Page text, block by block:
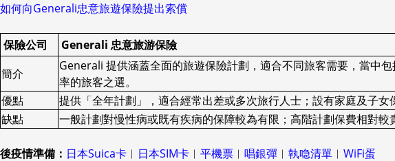
如何向Generali忠意旅遊保險提出索償
保險公司
Generali 忠意旅游保險
簡介
Generali 提供涵蓋全面的旅遊保險計劃，適合不同旅客需要，當中
率的旅客之選。
優點
提供「全年計劃」，適合經常出差或多次旅行人士；設有家庭及子
缺點
一般計劃對慢性病或既有疾病的保障較為有限；高階計劃保費相對
後疫情準備： 日本Suica卡 ︱ 日本SIM卡 ︱ 平機票 ︱ 唱銀彈 ︱ 執喼清單 ︱ WiFi蛋